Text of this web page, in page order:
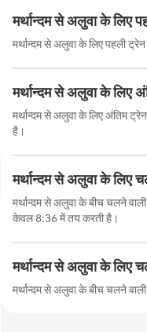
मर्थान्दम से अलुवा के लिए
मर्थान्दम से अलुवा के लिए पहली
मर्थान्दम से अलुवा के लिए
मर्थान्दम से अलुवा के लिए अंतिम
है।
मर्थान्दम से अलुवा के लिए
मर्थान्दम से अलुवा के बीच चलने
केवल 8:36 में तय करती है।
मर्थान्दम से अलुवा के लिए
मर्थान्दम से अलुवा के बीच चलने